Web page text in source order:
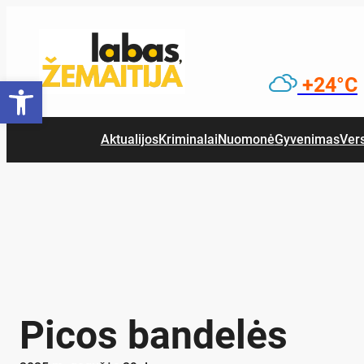
Open toolbar +24°C
AktualijosKriminalai NuomonėGyvenimas
Picos bandelės